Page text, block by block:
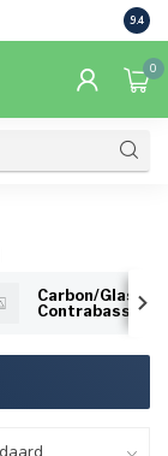
9.4
0
Carbon/Glass